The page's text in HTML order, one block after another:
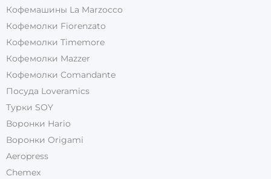
Кофемашины La Marzocco
Кофемолки Fiorenzato
Кофемолки Timemore
Кофемолки Mazzer
Кофемолки Comandante
Посуда Loveramics
Турки SOY
Воронки Hario
Воронки Origami
Aeropress
Chemex